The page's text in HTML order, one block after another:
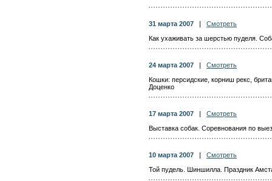
31 марта 2007
Смотреть
Как ухаживать за шерстью пуделя.
24 марта 2007
Смотреть
Кошки: персидские, корниш рекс,
Доценко
17 марта 2007
Смотреть
Выставка собак. Соревнования по
10 марта 2007
Смотреть
Той пудель. Шиншилла. Праздник